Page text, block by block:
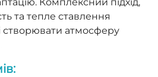
та тепле ставлення
створювати атмосферу